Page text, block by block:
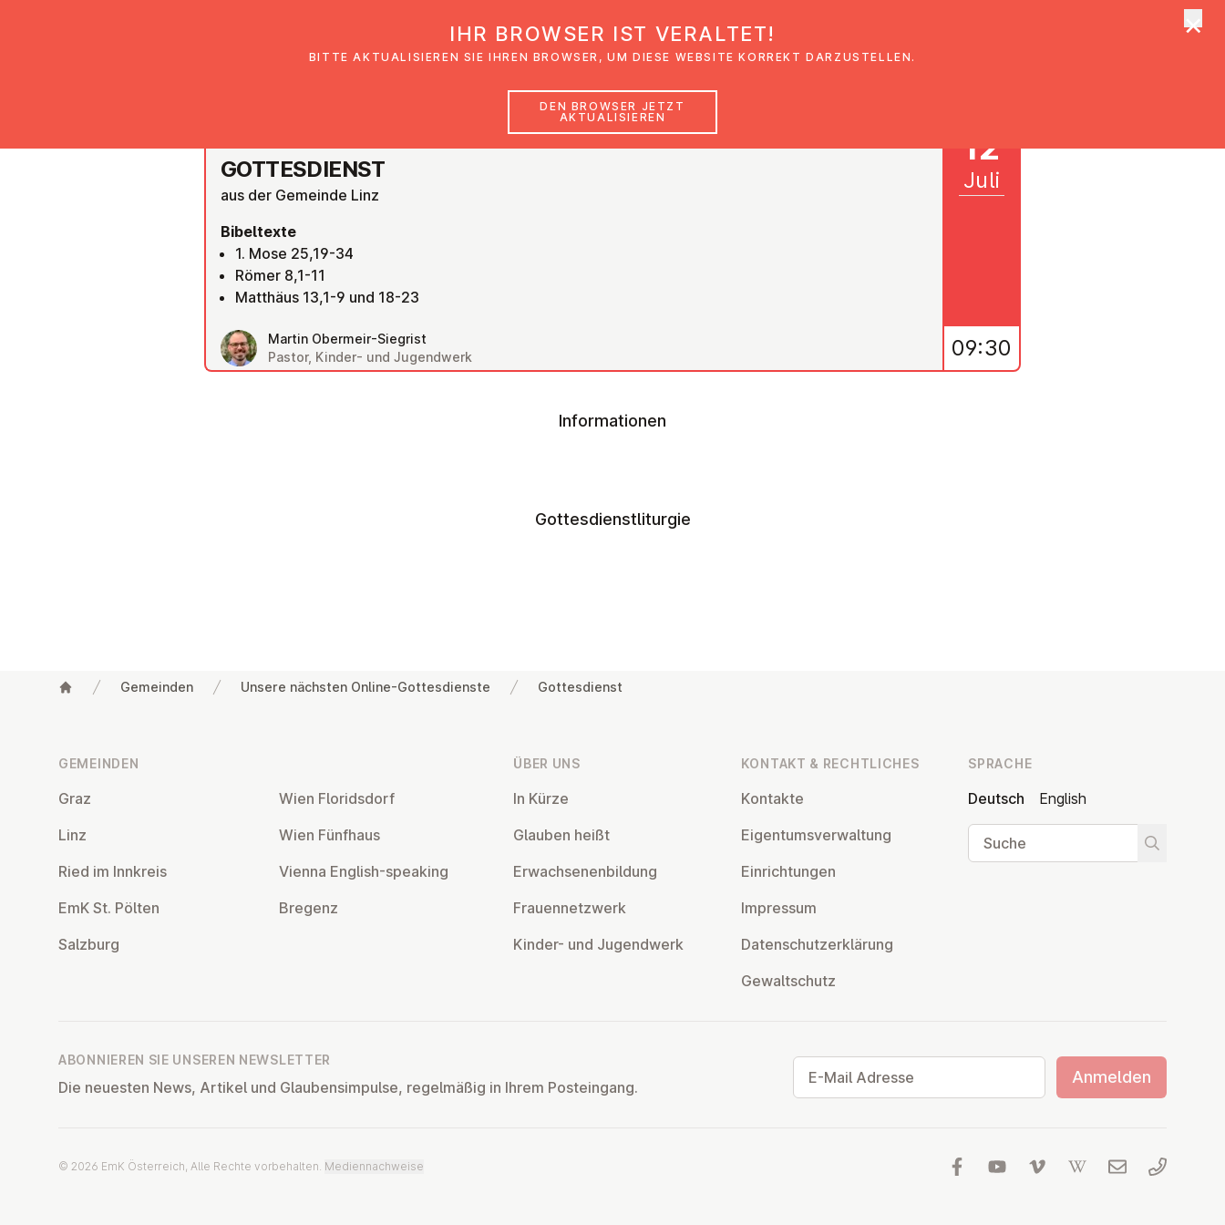
Glaubensimpulse News Veranstaltungen
GOT­TES­DIENST
aus der Gemeinde Linz
Bibeltexte
1. Mose 25,19-34
Römer 8,1-11
Matthäus 13,1-9 und 18-23
Martin Obermeir-Siegrist
Pastor, Kinder- und Jugendwerk
12
Juli
09:30
Informationen
Gottesdienstliturgie
Gemeinden Unsere nächsten Online-Gottesdienste Gottesdienst
GEMEINDEN
Graz
Linz
Ried im Innkreis
EmK St. Pölten
Salzburg
Wien Flo­rids­dorf
Wien Fünfhaus
Vienna English-speaking
Bregenz
ÜBER UNS
In Kürze
Glauben heißt
Er­wach­se­nen­bil­dung
Frau­en­netz­werk
Kinder- und Ju­gend­werk
KONTAKT & RECHT­LI­CHES
Kontakte
Ei­gen­tums­ver­wal­tung
Ein­rich­tun­gen
Impressum
Da­ten­schutz­er­klä­rung
Ge­walt­schutz
SPRACHE
Deutsch
English
Suche
Suche
ABONNIEREN SIE UNSEREN NEWSLETTER
Die neuesten News, Artikel und Glaubensimpulse, regelmäßig in Ihrem Posteingang.
Anmelden
© 2026 EmK Österreich, Alle Rechte vorbehalten. Mediennachweise
IHR BROWSER IST VERALTET!
BITTE AKTUALISIEREN SIE IHREN BROWSER, UM DIESE WEBSITE KORREKT DARZUSTELLEN.
DEN BROWSER JETZT
AKTUALISIEREN
×